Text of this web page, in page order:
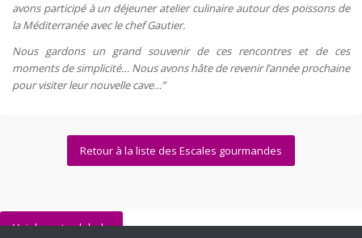
avons participé à un déjeuner atelier culinaire autour des poissons de
la Méditerranée avec le chef Gautier.
Nous gardons un grand souvenir de ces rencontres et de ces
moments de simplicité… Nous avons hâte de revenir l’année prochaine
pour visiter leur nouvelle cave…”
Retour à la liste des Escales gourmandes
Voir la carte globale